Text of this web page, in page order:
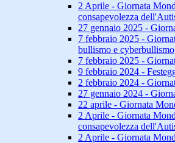
2 Aprile - Giornata
consapevolezza
27 gennaio 2025 -
7 febbraio 2025 -
bullismo e cyberbullismo
7 febbraio 2025 -
9 febbraio 2024 -
2 febbraio 2024 -
27 gennaio 2024 -
22 aprile - Giornata
2 Aprile - Giornata
consapevolezza
2 Aprile - Giornata